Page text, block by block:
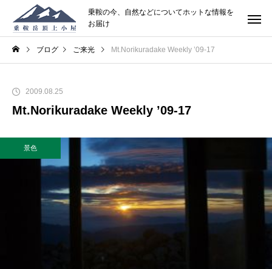
乗鞍の今、自然などについてホットな情報を
お届け
ブログ ご来光 Mt.Norikuradake Weekly ’09-17
2009.08.25
Mt.Norikuradake Weekly ’09-17
景色